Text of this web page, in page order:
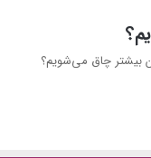
بیشتر چاق می‌شویم؟